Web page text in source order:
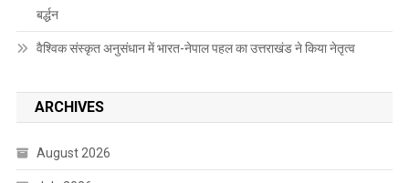
बर्द्धन
वैश्विक संस्कृत अनुसंधान में भारत-नेपाल पहल का उत्तराखंड ने किया नेतृत्व
ARCHIVES
August 2026